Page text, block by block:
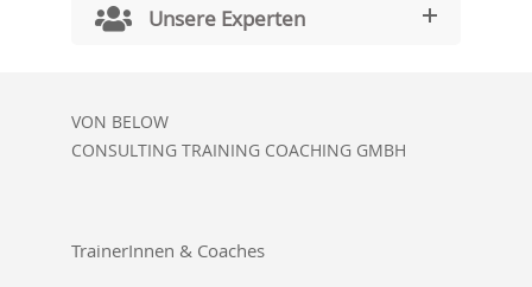
Unsere Experten
VON BELOW
CONSULTING TRAINING COACHING GMBH
TrainerInnen & Coaches